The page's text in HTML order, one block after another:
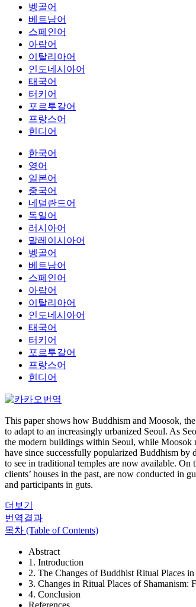
벵골어
베트남어
스페인어
아랍어
이탈리아어
인도네시아어
태국어
터키어
포르투갈어
프랑스어
힌디어
한국어
영어
일본어
중국어
네덜란드어
독일어
러시아어
말레이시아어
벵골어
베트남어
스페인어
아랍어
이탈리아어
인도네시아어
태국어
터키어
포르투갈어
프랑스어
힌디어
This paper shows how Buddhism and Moosok,
to adapt to an increasingly urbanized Seoul. As
the modern buildings within Seoul, while Moosok
have since successfully popularized Buddhism
to see in traditional temples are now available.
clients’ houses in the past, are now conducted in
and participants in guts.
더보기
번역결과
목차 (Table of Contents)
Abstract
1. Introduction
2. The Changes of Buddhist Ritual Places
3. Changes in Ritual Places of
4. Conclusion
References